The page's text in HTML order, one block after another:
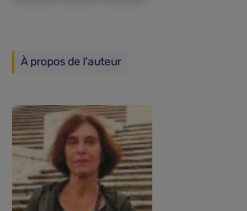
À propos de l'auteur